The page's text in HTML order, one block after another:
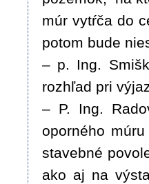
múr vytŕča do
potom bude
– p. Ing.
rozhľad pri
– P. Ing.
oporného
stavebné
ako aj na